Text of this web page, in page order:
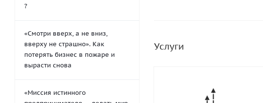
Услуги
?
«Смотри вверх, а не вниз,
вверху не страшно». Как
потерять бизнес в пожаре и
вырасти снова
«Миссия истинного